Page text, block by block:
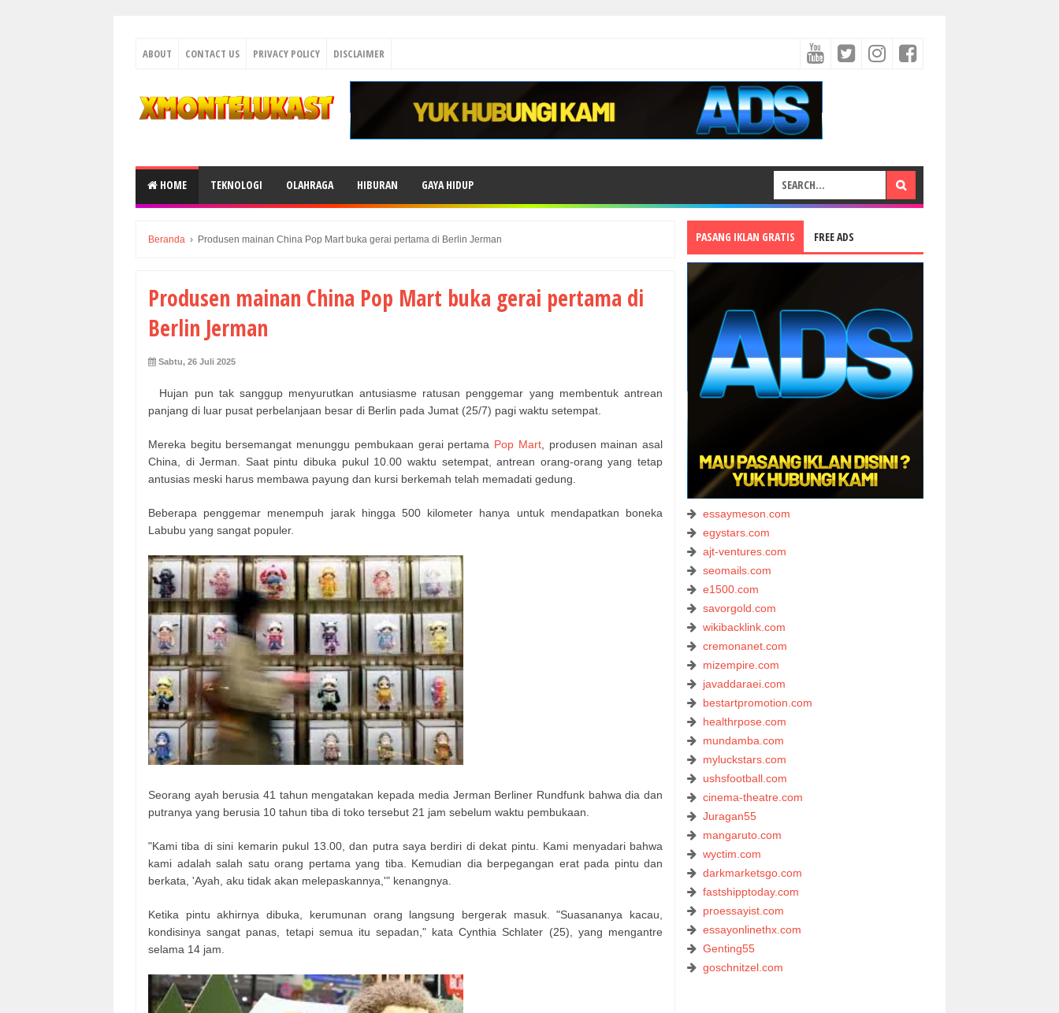
ABOUT CONTACT US PRIVACY POLICY DISCLAIMER
HOME TEKNOLOGI OLAHRAGA HIBURAN GAYA HIDUP
Beranda › Produsen mainan China Pop Mart buka gerai pertama di Berlin Jerman
Produsen mainan China Pop Mart buka gerai pertama di
Berlin Jerman
Sabtu, 26 Juli 2025
Hujan pun tak sanggup menyurutkan antusiasme ratusan penggemar yang membentuk antrean
panjang di luar pusat perbelanjaan besar di Berlin pada Jumat (25/7) pagi waktu setempat.
Mereka begitu bersemangat menunggu pembukaan gerai pertama Pop Mart, produsen mainan asal
China, di Jerman. Saat pintu dibuka pukul 10.00 waktu setempat, antrean orang-orang yang tetap
antusias meski harus membawa payung dan kursi berkemah telah memadati gedung.
Beberapa penggemar menempuh jarak hingga 500 kilometer hanya untuk mendapatkan boneka
Labubu yang sangat populer.
Seorang ayah berusia 41 tahun mengatakan kepada media Jerman Berliner Rundfunk bahwa dia dan
putranya yang berusia 10 tahun tiba di toko tersebut 21 jam sebelum waktu pembukaan.
"Kami tiba di sini kemarin pukul 13.00, dan putra saya berdiri di dekat pintu. Kami menyadari bahwa
kami adalah salah satu orang pertama yang tiba. Kemudian dia berpegangan erat pada pintu dan
berkata, 'Ayah, aku tidak akan melepaskannya,'" kenangnya.
Ketika pintu akhirnya dibuka, kerumunan orang langsung bergerak masuk. "Suasananya kacau,
kondisinya sangat panas, tetapi semua itu sepadan," kata Cynthia Schlater (25), yang mengantre
selama 14 jam.
PASANG IKLAN GRATIS FREE ADS
essaymeson.com
egystars.com
ajt-ventures.com
seomails.com
e1500.com
savorgold.com
wikibacklink.com
cremonanet.com
mizempire.com
javaddaraei.com
bestartpromotion.com
healthrpose.com
mundamba.com
myluckstars.com
ushsfootball.com
cinema-theatre.com
Juragan55
mangaruto.com
wyctim.com
darkmarketsgo.com
fastshipptoday.com
proessayist.com
essayonlinethx.com
Genting55
goschnitzel.com